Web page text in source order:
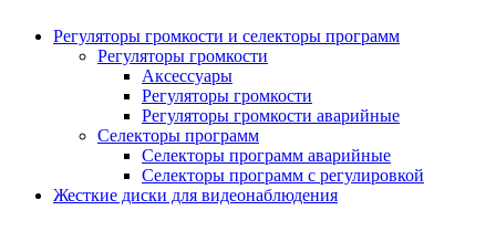
Регуляторы громкости и селекторы программ
Регуляторы громкости
Аксессуары
Регуляторы громкости
Регуляторы громкости аварийные
Селекторы программ
Селекторы программ аварийные
Селекторы программ с регулировкой
Жесткие диски для видеонаблюдения